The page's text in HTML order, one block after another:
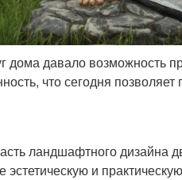
дома давало возможность
что сегодня
ландшафтного дизайна
и